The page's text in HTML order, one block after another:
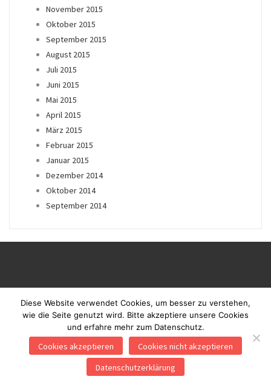
November 2015
Oktober 2015
September 2015
August 2015
Juli 2015
Juni 2015
Mai 2015
April 2015
März 2015
Februar 2015
Januar 2015
Dezember 2014
Oktober 2014
September 2014
Proudly powered by WordPress|Theme: Blaskan byColorlib.com .
Kontakt Datenschutz Impressum
Diese Website verwendet Cookies, um besser zu verstehen,
wie die Seite genutzt wird. Bitte akzeptiere unsere Cookies
und erfahre mehr zum Datenschutz.
Cookies akzeptieren
Cookies nicht akzeptieren
Datenschutzerklärung